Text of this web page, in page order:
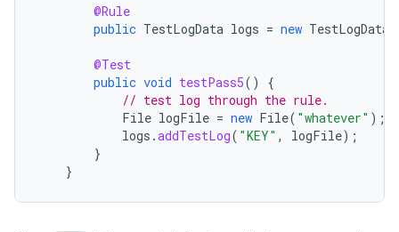
@Rule
public TestLogData logs = new TestLogData
@Test
public void testPass5()
{
// test log through the rule.
File logFile = new File( "whatever" );
logs .addTestLog( "KEY" , logFile);
}
}